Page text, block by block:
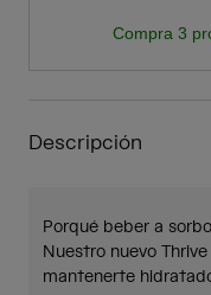
Compra 3
Descripción
Porqué beber a
Nuestro nuevo
mantenerte